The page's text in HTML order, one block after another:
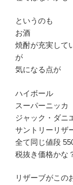
というのも
お酒
焼酎が充実して
が
気になる点が
ハイボール
スーパーニッカ
ジャック・ダニ
サントリーリザ
全て同じ値段
税抜き価格かな
リザーブがこの